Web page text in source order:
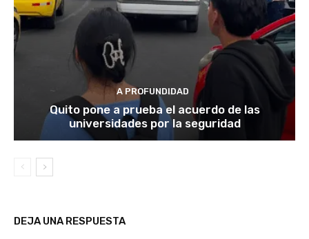
A PROFUNDIDAD
Quito pone a prueba el acuerdo de las
universidades por la seguridad
DEJA UNA RESPUESTA